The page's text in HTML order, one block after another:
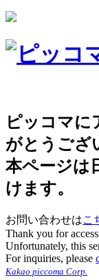
ピッコマに
がとうござ
本ページは
けます。
お問い合わせはこ
Thank you for
Unfortunately, this
For inquiries, please
Kakao piccoma Corp.